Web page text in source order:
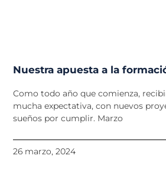
Nuestra apuesta a la
Como todo año que comienza,
mucha expectativa, con nuevos
sueños por cumplir. Marzo
26 marzo, 2024